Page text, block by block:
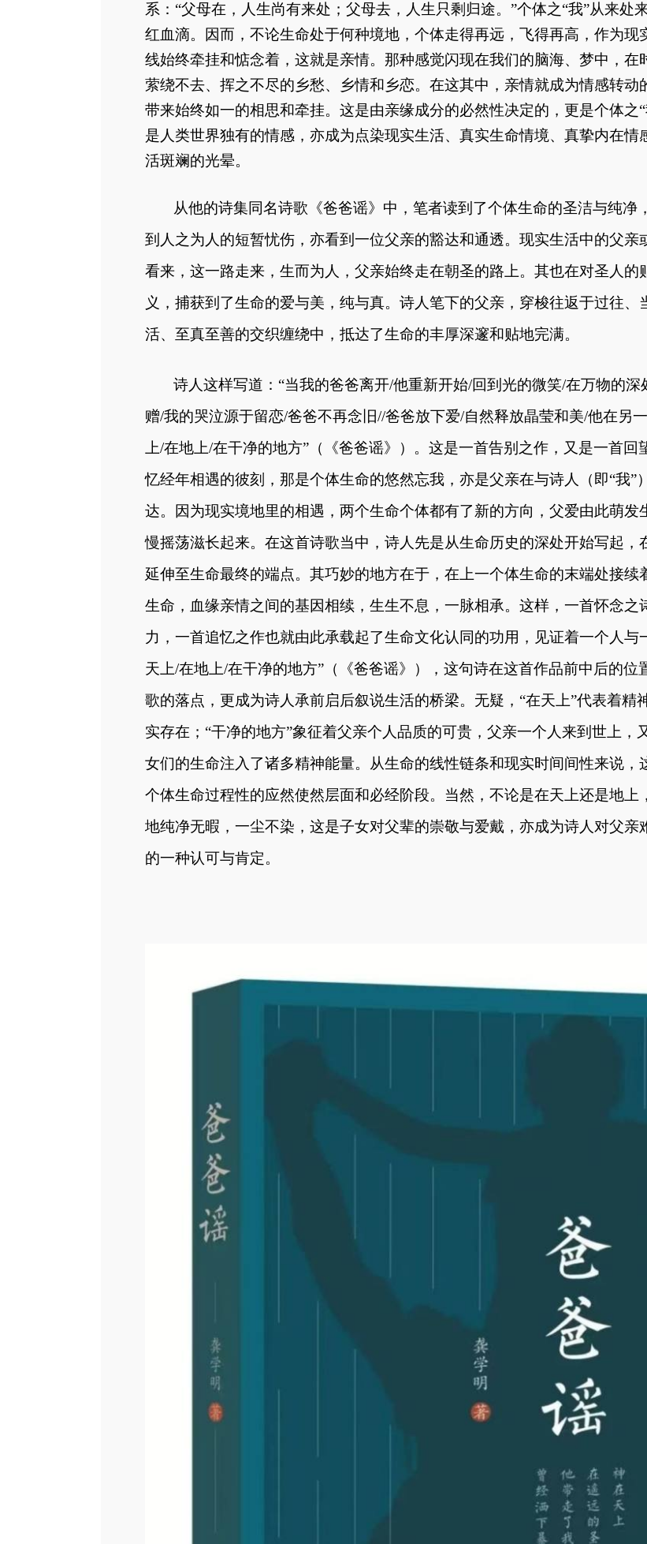
系： “父母在，人生尚有来处；父母去，人生只剩归途。”个体之“我”从来处
红血滴。因而，不论生命处于何种境地，个体走得再远，飞得再高，作为现
线始终牵挂和惦念着，这就是亲情。那种感觉闪现在我们的脑海、梦中，在
萦绕不去、挥之不尽的乡愁、乡情和乡恋。在这其中，亲情就成为情感转动
带来始终如一的相思和牵挂。这是由亲缘成分的必然性决定的，更是个体之
是人类世界独有的情感，亦成为点染现实生活、真实生命情境、真挚内在
活斑斓的光晕。
从他的诗集同名诗歌《爸爸谣》中，笔者读到了个体生命的圣洁与纯净
到人之为人的短暂忧伤，亦看到一位父亲的豁达和通透。现实生活中的父亲
看来，这一路走来，生而为人，父亲始终走在朝圣的路上。其也在对圣人
义，捕获到了生命的爱与美，纯与真。诗人笔下的父亲，穿梭往返于过往
活、至真至善的交织缠绕中，抵达了生命的丰厚深邃和贴地完满。
诗人这样写道： “当我的爸爸离开/他重新开始/回到光的微笑/在万物的
赠/我的哭泣源于留恋/爸爸不再念旧//爸爸放下爱/自然释放晶莹和美/他在另
上/在地上/在干净的地方”（《爸爸谣》）。 这是一首告别之作，又是一首回
忆经年相遇的彼刻，那是个体生命的悠然忘我，亦是父亲在与诗人（即“我”
达。因为现实境地里的相遇，两个生命个体都有了新的方向，父爱由此萌发
慢摇荡滋长起来。在这首诗歌当中，诗人先是从生命历史的深处开始写起
延伸至生命最终的端点。其巧妙的地方在于，在上一个体生命的末端处接
生命，血缘亲情之间的基因相续，生生不息，一脉相承。这样，一首怀念
力，一首追忆之作也就由此承载起了生命文化认同的功用，见证着一个人与
天上/在地上/在干净的地方” （《爸爸谣》）， 这句诗在这首作品前中后的位
歌的落点，更成为诗人承前启后叙说生活的桥梁。无疑， “在天上”代表着精
实存在；“干净的地方”象征着父亲个人品质的可贵，父亲一个人来到世上
女们的生命注入了诸多精神能量。从生命的线性链条和现实时间间性来说
个体生命过程性的应然使然层面和必经阶段。当然，不论是在天上还是地
地纯净无暇，一尘不染，这是子女对父辈的崇敬与爱戴，亦成为诗人对父
的一种认可与肯定。